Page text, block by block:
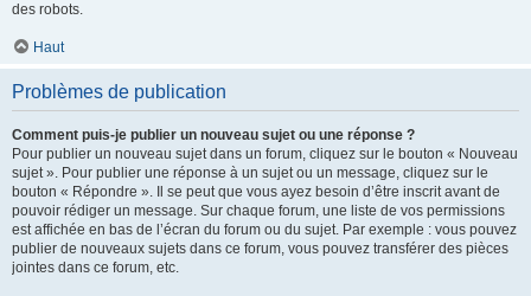
des robots.
Haut
Problèmes de publication
Comment puis-je publier un nouveau sujet ou une réponse ?
Pour publier un nouveau sujet dans un forum, cliquez sur le bouton « Nouveau
sujet ». Pour publier une réponse à un sujet ou un message, cliquez sur le
bouton « Répondre ». Il se peut que vous ayez besoin d’être inscrit avant de
pouvoir rédiger un message. Sur chaque forum, une liste de vos permissions
est affichée en bas de l’écran du forum ou du sujet. Par exemple : vous pouvez
publier de nouveaux sujets dans ce forum, vous pouvez transférer des pièces
jointes dans ce forum, etc.